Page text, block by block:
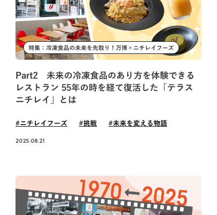
特集：冷凍食品の未来を先取り！万博×ニチレイフーズ
Part2 未来の冷凍食品のあり方を体験できる
レストラン 55年の時を経て復活した「テラス
ニチレイ」とは
#ニチレイフーズ #挑戦 #未来を変える物語
2025.08.21